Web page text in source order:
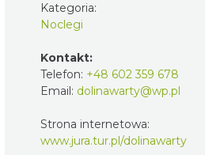
Kategoria:
Noclegi
Kontakt:
Telefon: +48 602 359 678
Email: dolinawarty@wp.pl
Strona internetowa:
www.jura.tur.pl/dolinawarty